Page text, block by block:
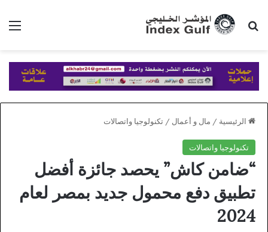
بحث عن
الرئيسية / مال و أعمال / تكنولوجيا واتصالات
تكنولوجيا واتصالات
“ضامن كاش” يحصد جائزة أفضل
تطبيق دفع محمول جديد بمصر لعام
2024